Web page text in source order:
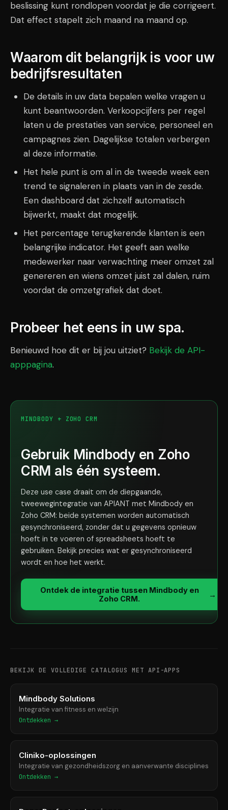
beslissing kunt rondlopen voordat je die corrigeert.
Dat effect stapelt zich maand na maand op.
Waarom dit belangrijk is voor uw
bedrijfsresultaten
De details in uw data bepalen welke vragen u
kunt beantwoorden. Verkoopcijfers per regel
laten u de prestaties van service, personeel en
campagnes zien. Dagelijkse totalen verbergen
al deze informatie.
Het hele punt is om al in de tweede week een
trend te signaleren in plaats van in de zesde.
Een dashboard dat zichzelf automatisch
bijwerkt, maakt dat mogelijk.
Het percentage terugkerende klanten is een
belangrijke indicator. Het geeft aan welke
medewerker naar verwachting meer omzet zal
genereren en wiens omzet juist zal dalen, ruim
voordat de omzetgrafiek dat doet.
Probeer het eens in uw spa.
Benieuwd hoe dit er bij jou uitziet? Bekijk de API-
apppagina.
MINDBODY + ZOHO CRM
Gebruik Mindbody en Zoho
CRM als één systeem.
Deze use case draait om de diepgaande,
tweewegintegratie van APIANT met Mindbody en
Zoho CRM: beide systemen worden automatisch
gesynchroniseerd, zonder dat u gegevens opnieuw
hoeft in te voeren of spreadsheets hoeft te
gebruiken. Bekijk precies wat er gesynchroniseerd
wordt en hoe het werkt.
Ontdek de integratie tussen Mindbody en
Zoho CRM.
→
BEKIJK DE VOLLEDIGE CATALOGUS MET API-APPS
Mindbody Solutions
Integratie van fitness en welzijn
Ontdekken →
Cliniko-oplossingen
Integratie van gezondheidszorg en aanverwante disciplines
Ontdekken →